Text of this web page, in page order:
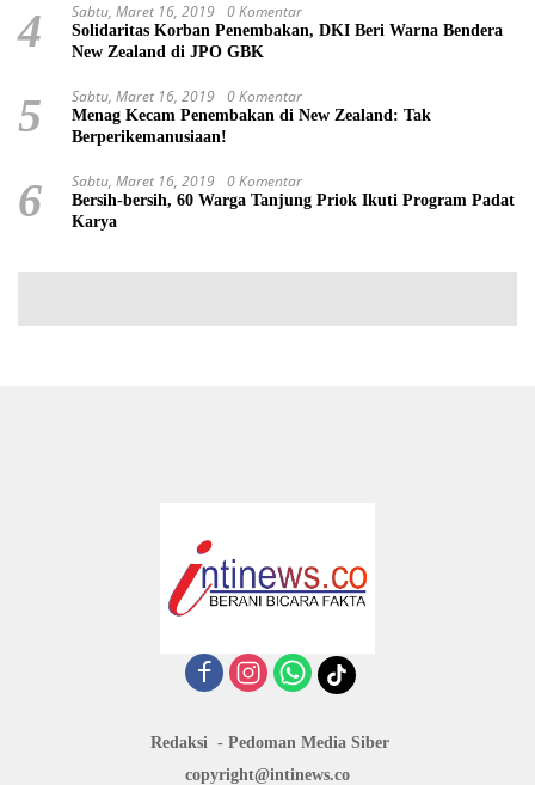
4 Sabtu, Maret 16, 2019 0 Komentar
Solidaritas Korban Penembakan, DKI Beri Warna Bendera
New Zealand di JPO GBK
5 Sabtu, Maret 16, 2019 0 Komentar
Menag Kecam Penembakan di New Zealand: Tak
Berperikemanusiaan!
6 Sabtu, Maret 16, 2019 0 Komentar
Bersih-bersih, 60 Warga Tanjung Priok Ikuti Program Padat
Karya
Redaksi
Pedoman Media Siber
copyright@intinews.co